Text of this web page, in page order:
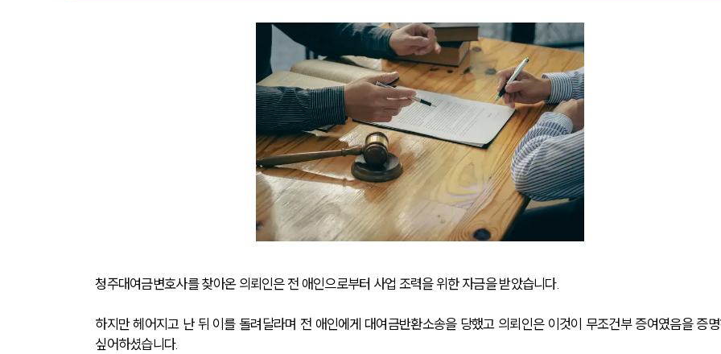
청주대여금변호사를 찾아온 의뢰인은 전 애인으로부터 사업 조력을 위한 자금을 받았습니다.
하지만 헤어지고 난 뒤 이를 돌려달라며 전 애인에게 대여금반환소송을 당했고 의뢰인은 이것이 무조건부 증여였음을 증
싶어하셨습니다.